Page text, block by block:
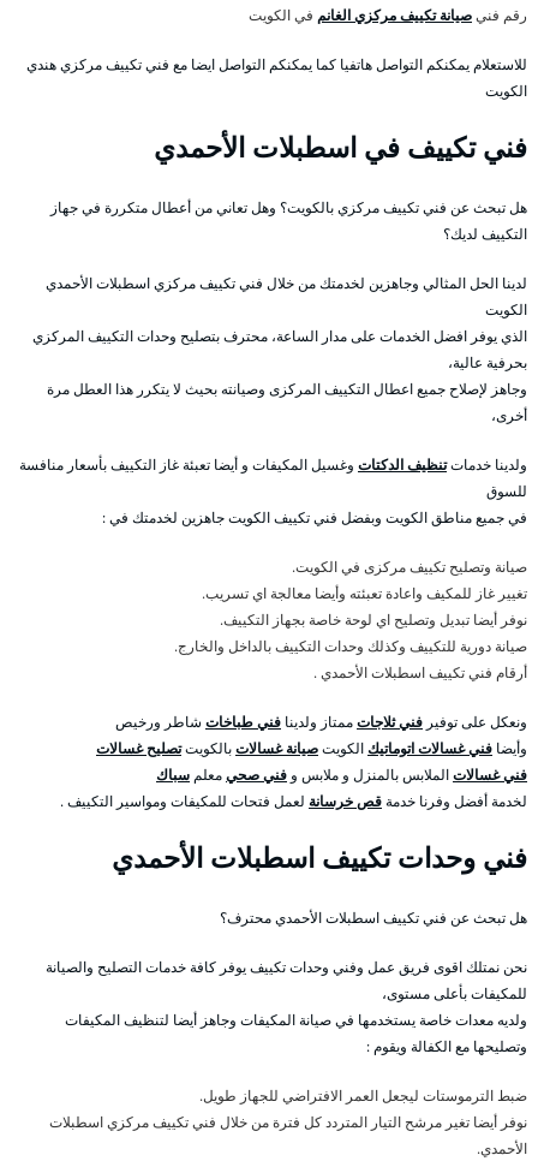
رقم فنيصيانة تكييف مركزي الغانم في الكويت
للاستعلام يمكنكم التواصل هاتفيا كما يمكنكم التواصل ايضا مع فني تكييف مركزي هندي
الكويت
فني تكييف في اسطبلات الأحمدي
هل تبحث عن فني تكييف مركزي بالكويت؟ وهل تعاني من أعطال متكررة في جهاز
التكييف لديك؟
لدينا الحل المثالي وجاهزين لخدمتك من خلال فني تكييف مركزي اسطبلات الأحمدي
الكويت
الذي يوفر افضل الخدمات على مدار الساعة، محترف بتصليح وحدات التكييف المركزي
بحرفية عالية،
وجاهز لإصلاح جميع اعطال التكييف المركزى وصيانته بحيث لا يتكرر هذا العطل مرة
أخرى،
ولدينا خدماتتنظيف الدكتات وغسيل المكيفات و أيضا تعبئة غاز التكييف بأسعار منافسة
للسوق
في جميع مناطق الكويت وبفضل فني تكييف الكويت جاهزين لخدمتك في :
صيانة وتصليح تكييف مركزى في الكويت.
تغيير غاز للمكيف واعادة تعبئته وأيضا معالجة اي تسريب.
نوفر أيضا تبديل وتصليح اي لوحة خاصة بجهاز التكييف.
صيانة دورية للتكييف وكذلك وحدات التكييف بالداخل والخارج.
أرقام فني تكييف اسطبلات الأحمدي .
ونعكل على توفير فني ثلاجاتممتاز ولدينا فني طباخات شاطر ورخيص
وأيضا فني غسالات اتوماتيك الكويتصيانة غسالاتبالكويتتصليح غسالات
فني غسالاتالملابس بالمنزل و ملابس و فني صحيمعلم سباك
لخدمة أفضل وفرنا خدمةقص خرسانة لعمل فتحات للمكيفات ومواسير التكييف .
فني وحدات تكييف اسطبلات الأحمدي
هل تبحث عن فني تكييف اسطبلات الأحمدي محترف؟
نحن نمتلك اقوى فريق عمل وفني وحدات تكييف يوفر كافة خدمات التصليح والصيانة
للمكيفات بأعلى مستوى،
ولديه معدات خاصة يستخدمها في صيانة المكيفات وجاهز أيضا لتنظيف المكيفات
وتصليحها مع الكفالة ويقوم :
ضبط الترموستات ليجعل العمر الافتراضي للجهاز طويل.
نوفر أيضا تغير مرشح التيار المتردد كل فترة من خلال فني تكييف مركزي اسطبلات
الأحمدي.